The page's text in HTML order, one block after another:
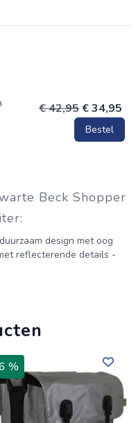
€ 42,95 € 34,95
Bestel
Beck Shopper
design met oog
reflecterende details -
%